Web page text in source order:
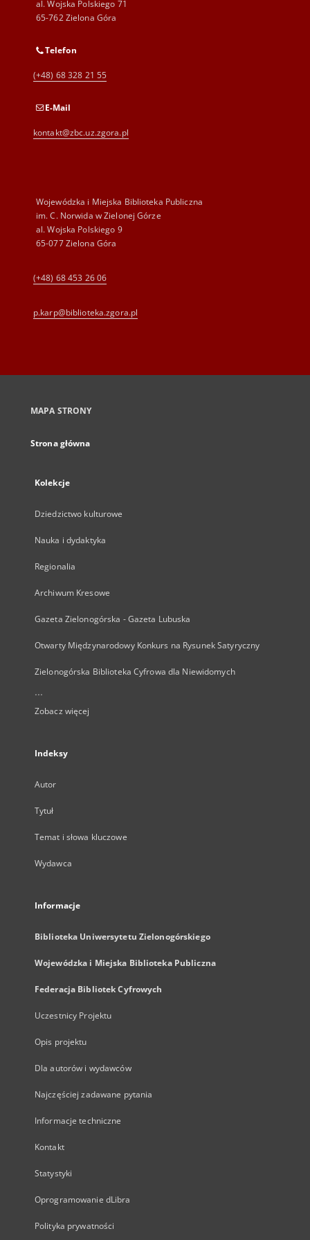
al. Wojska Polskiego 71
65-762 Zielona Góra
Telefon
(+48) 68 328 21 55
E-Mail
kontakt@zbc.uz.zgora.pl
Wojewódzka i Miejska Biblioteka Publiczna
im. C. Norwida w Zielonej Górze
al. Wojska Polskiego 9
65-077 Zielona Góra
(+48) 68 453 26 06
p.karp@biblioteka.zgora.pl
MAPA STRONY
Strona główna
Kolekcje
Dziedzictwo kulturowe
Nauka i dydaktyka
Regionalia
Archiwum Kresowe
Gazeta Zielonogórska - Gazeta Lubuska
Otwarty Międzynarodowy Konkurs na Rysunek Satyryczny
Zielonogórska Biblioteka Cyfrowa dla Niewidomych
...
Zobacz więcej
Indeksy
Autor
Tytuł
Temat i słowa kluczowe
Wydawca
Informacje
Biblioteka Uniwersytetu Zielonogórskiego
Wojewódzka i Miejska Biblioteka Publiczna
Federacja Bibliotek Cyfrowych
Uczestnicy Projektu
Opis projektu
Dla autorów i wydawców
Najczęściej zadawane pytania
Informacje techniczne
Kontakt
Statystyki
Oprogramowanie dLibra
Polityka prywatności